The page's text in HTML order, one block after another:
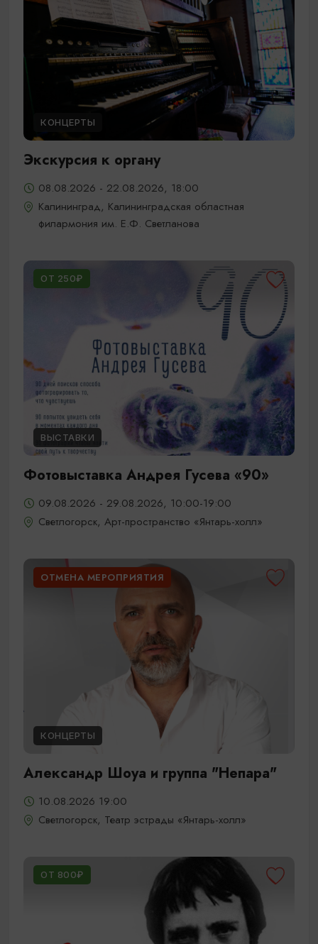
КОНЦЕРТЫ
Экскурсия к органу
08.08.2026 - 22.08.2026, 18:00
Калининград, Калининградская областная
филармония им. Е.Ф. Светланова
ОТ 250₽
ВЫСТАВКИ
Фотовыставка Андрея Гусева «90»
09.08.2026 - 29.08.2026, 10:00-19:00
Светлогорск, Арт-пространство «Янтарь-холл»
ОТМЕНА МЕРОПРИЯТИЯ
КОНЦЕРТЫ
Александр Шоуа и группа "Непара"
10.08.2026 19:00
Светлогорск, Театр эстрады «Янтарь-холл»
ОТ 800₽